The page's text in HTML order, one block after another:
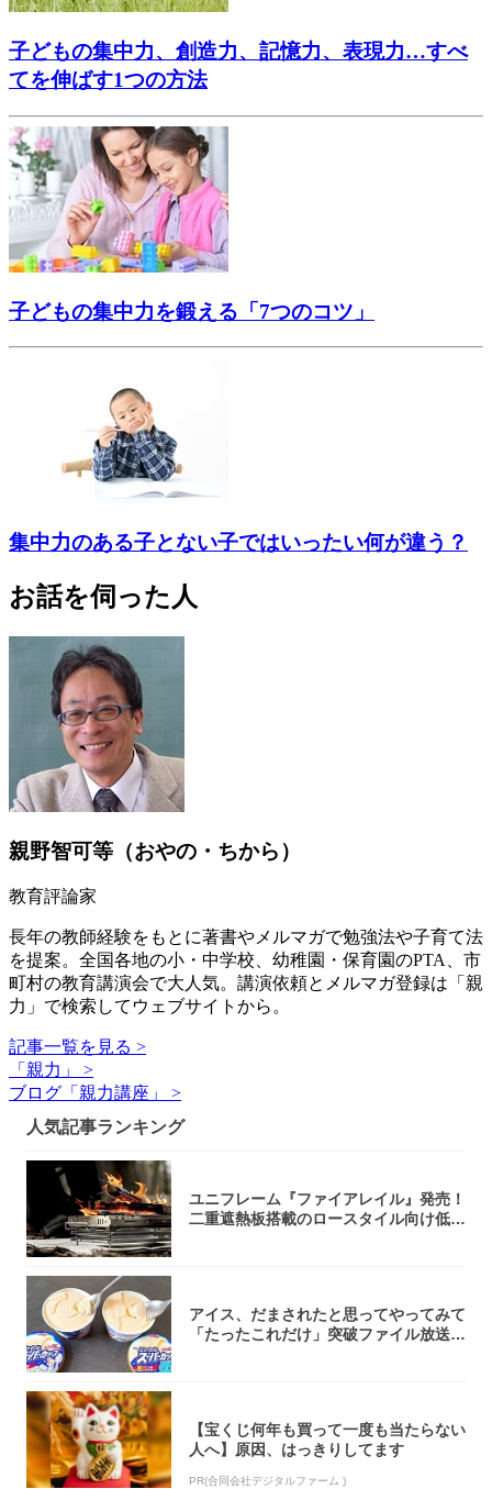
子どもの集中力、創造力、記憶力、表現力…すべ
てを伸ばす1つの方法
子どもの集中力を鍛える「7つのコツ」
集中力のある子とない子ではいったい何が違う？
お話を伺った人
親野智可等（おやの・ちから）
教育評論家
長年の教師経験をもとに著書やメルマガで勉強法や子育て法
を提案。全国各地の小・中学校、幼稚園・保育園のPTA、市
町村の教育講演会で大人気。講演依頼とメルマガ登録は「親
力」で検索してウェブサイトから。
記事一覧を見る >
「親力」 >
ブログ「親力講座」 >
人気記事ランキング
ユニフレーム『ファイアレイル』発売！
二重遮熱板搭載のロースタイル向け低型
アイス、だまされたと思ってやってみて
「たったこれだけ」突破ファイル放送で
【宝くじ何年も買って一度も当たらない
人へ】原因、はっきりしてます
PR(合同会社デジタルファーム )